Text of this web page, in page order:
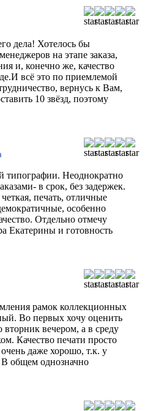
дела! Хотелось бы
на этапе заказа,
и, конечно же, качество
всё это по приемлемой
вернусь к Вам,
10 звёзд, поэтому
типографии. Неоднократно
в срок, без задержек.
печать, отличные
особенно
Отдельно отмечу
Екатерины и готовность
рамок коллекционных
Во первых хочу оценить
вторник вечером, а в среду
Качество печати просто
даже хорошо, т.к. у
В общем однозначно